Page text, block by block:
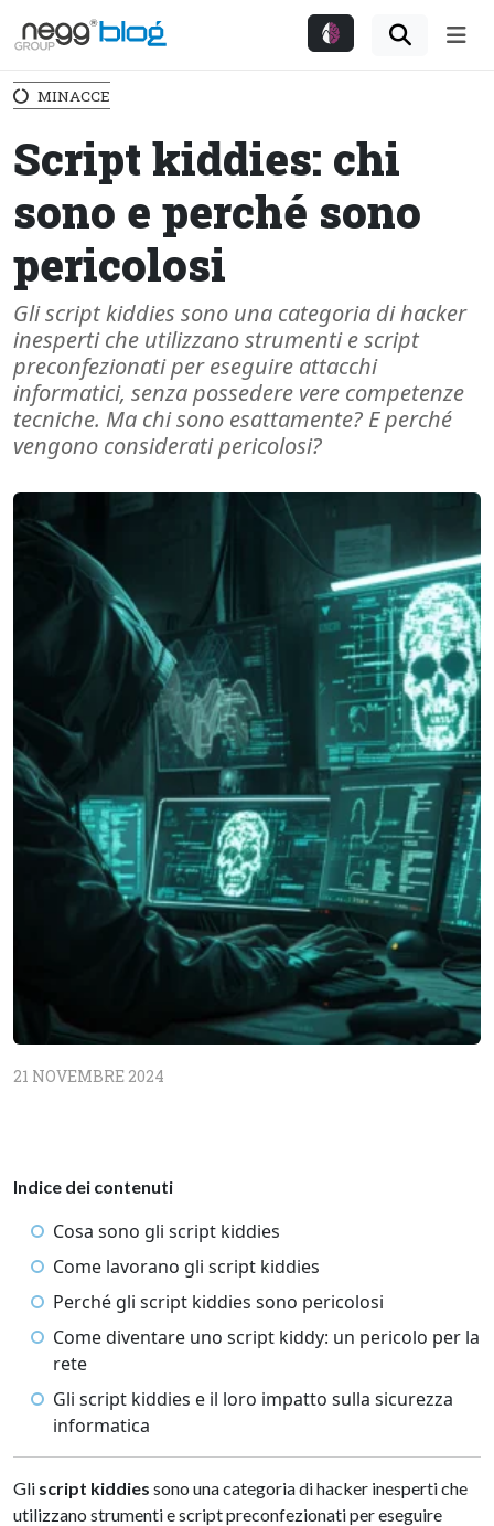
MINACCE
Script kiddies: chi
sono e perché sono
pericolosi
Gli script kiddies sono una categoria di hacker
inesperti che utilizzano strumenti e script
preconfezionati per eseguire attacchi
informatici, senza possedere vere competenze
tecniche. Ma chi sono esattamente? E perché
vengono considerati pericolosi?
21 NOVEMBRE 2024
Indice dei contenuti
Cosa sono gli script kiddies
Come lavorano gli script kiddies
Perché gli script kiddies sono pericolosi
Come diventare uno script kiddy: un pericolo per la
rete
Gli script kiddies e il loro impatto sulla sicurezza
informatica
Gli script kiddies sono una categoria di hacker inesperti che
utilizzano strumenti e script preconfezionati per eseguire